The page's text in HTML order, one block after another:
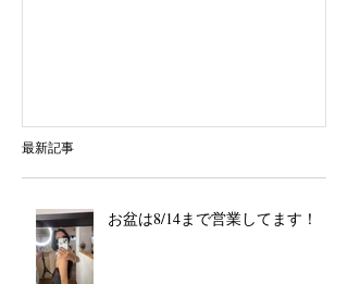
最新記事
お盆は8/14まで営業してます！